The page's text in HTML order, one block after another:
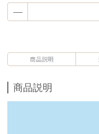
商品説明
商品説明